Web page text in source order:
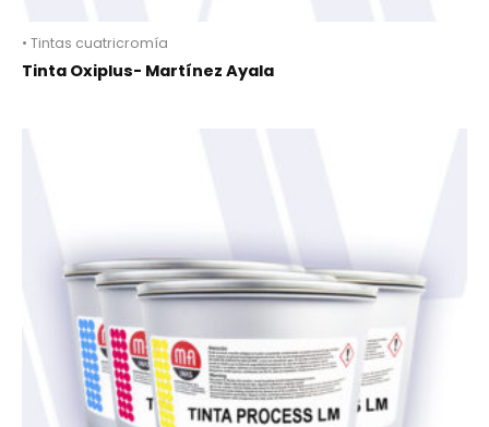
• Tintas cuatricromía
Tinta Oxiplus- Martínez Ayala